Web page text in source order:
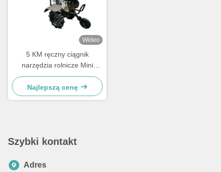
Wideo
5 KM ręczny ciągnik
narzędzia rolnicze Mini
ciągnik wysokoprężny
Najlepszą cenę
Szybki kontakt
Adres